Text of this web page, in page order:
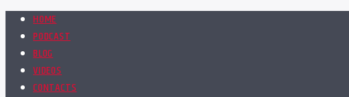
HOME
PODCAST
BLOG
VIDEOS
CONTACTS